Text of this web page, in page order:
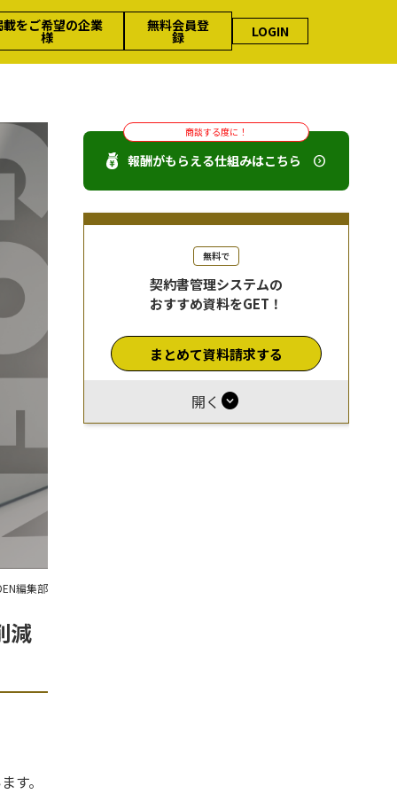
載をご希望の企業
様
無料会員登
録 LOGIN
編集部
減
す。
商談する度に！
報酬がもらえる仕組みはこちら
無料で
契約書管理システムの
おすすめ資料をGET！
まとめて資料請求する
開く expand_circle_down